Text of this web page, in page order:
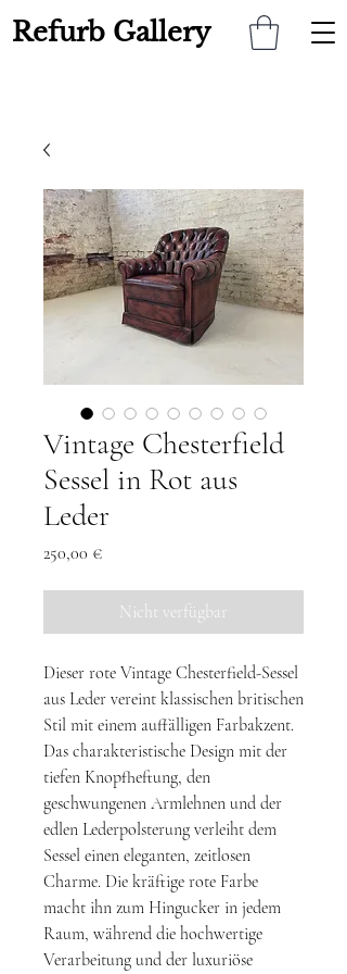
Refurb Gallery
Vintage Chesterfield
Sessel in Rot aus
Leder
250,00 €Preis
Nicht verfügbar
Dieser rote Vintage Chesterfield-Sessel
aus Leder vereint klassischen britischen
Stil mit einem auffälligen Farbakzent.
Das charakteristische Design mit der
tiefen Knopfheftung, den
geschwungenen Armlehnen und der
edlen Lederpolsterung verleiht dem
Sessel einen eleganten, zeitlosen
Charme. Die kräftige rote Farbe
macht ihn zum Hingucker in jedem
Raum, während die hochwertige
Verarbeitung und der luxuriöse